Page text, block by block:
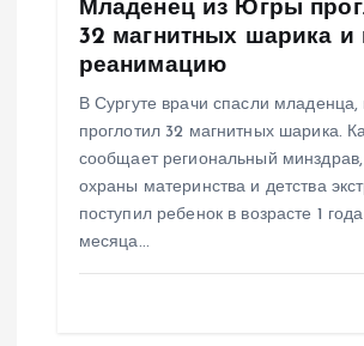
Младенец из Югры
32 магнитных шарика и
реанимацию
В Сургуте врачи спасли младенца,
проглотил 32 магнитных шарика.
сообщает региональный
охраны материнства и детства
поступил ребенок в возрасте 1 года
месяца…